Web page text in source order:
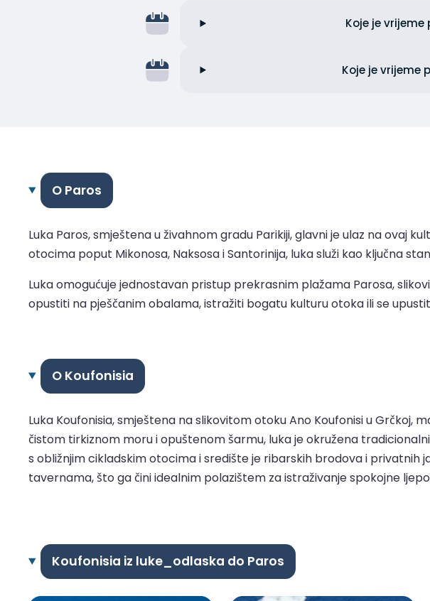
Koje je
Koje je vrijeme
O Paros
Luka Paros, smještena u živahnom gradu Parikiji, glavni je ulaz na ovaj
otocima poput Mikonosa, Naksosa i Santorinija, luka služi kao ključna
Luka omogućuje jednostavan pristup prekrasnim plažama Parosa,
opustiti na pješčanim obalama, istražiti bogatu kulturu otoka ili se
O Koufonisia
Luka Koufonisia, smještena na slikovitom otoku Ano Koufonisi u Grčkoj,
čistom tirkiznom moru i opuštenom šarmu, luka je okružena
s obližnjim cikladskim otocima i središte je ribarskih brodova i
tavernama, što ga čini idealnim polazištem za istraživanje spokojne
Koufonisia iz luke_odlaska do Paros